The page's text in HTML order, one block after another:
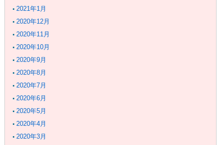
2021年1月
2020年12月
2020年11月
2020年10月
2020年9月
2020年8月
2020年7月
2020年6月
2020年5月
2020年4月
2020年3月